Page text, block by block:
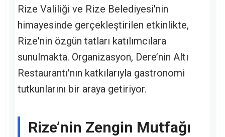
Rize Valiliği ve Rize Belediyesi'nin
himayesinde gerçekleştirilen etkinlikte,
Rize'nin özgün tatları katılımcılara
sunulmakta. Organizasyon, Dere’nin Altı
Restaurantı'nın katkılarıyla gastronomi
tutkunlarını bir araya getiriyor.
Rize’nin Zengin Mutfağı